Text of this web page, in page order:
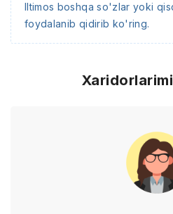
Iltimos boshqa so'zlar yoki
foydalanib qidirib ko'ring.